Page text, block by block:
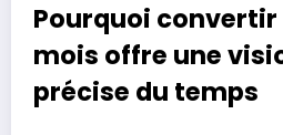
Pourquoi convertir
mois offre une
précise du temps